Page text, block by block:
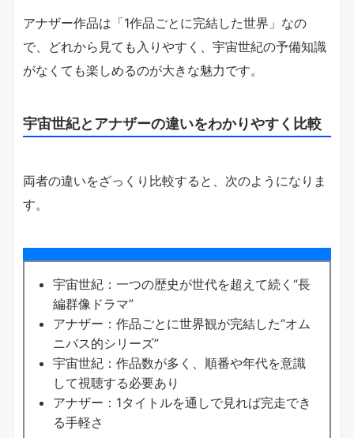
アナザー作品は「1作品ごとに完結した世界」なの
で、どれから見ても入りやすく、宇宙世紀の予備知識
がなくても楽しめるのが大きな魅力です。
宇宙世紀とアナザーの違いをわかりやすく比較
両者の違いをざっくり比較すると、次のようになりま
す。
宇宙世紀：一つの歴史が世代を超えて続く“長
編群像ドラマ”
アナザー：作品ごとに世界観が完結した“オム
ニバス的シリーズ”
宇宙世紀：作品数が多く、順番や年代を意識
して視聴する必要あり
アナザー：1タイトルを通しで見れば完走でき
る手軽さ